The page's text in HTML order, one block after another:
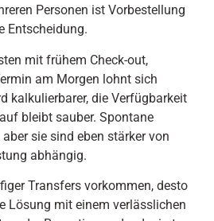
Personen ist Vorbestellung
Entscheidung.
mit frühem Check-out,
am Morgen lohnt sich
kalkulierbarer, die Verfügbarkeit
bleibt sauber. Spontane
sie sind eben stärker von
abhängig.
Transfers vorkommen, desto
Lösung mit einem verlässlichen